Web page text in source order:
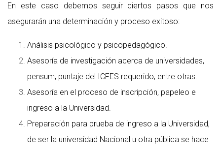
En este caso debemos seguir ciertos pasos que nos
asegurarán una determinación y proceso exitoso:
Análisis psicológico y psicopedagógico.
Asesoría de investigación acerca de universidades,
pensum, puntaje del ICFES requerido, entre otras.
Asesoría en el proceso de inscripción, papeleo e
ingreso a la Universidad.
Preparación para prueba de ingreso a la Universidad,
de ser la universidad Nacional u otra pública se hace